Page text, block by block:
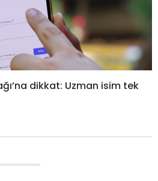
dikkat: Uzman isim tek